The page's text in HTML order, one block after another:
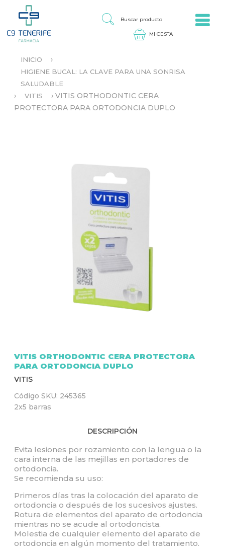
B
P
D
U
N
C
U
INICIO ›
HIGIENE BUCAL: LA CLAVE PARA UNA SONRISA
SALUDABLE
› VITIS › VITIS ORTHODONTIC CERA
PROTECTORA PARA ORTODONCIA DUPLO
VITIS ORTHODONTIC CERA PROTECTORA
PARA ORTODONCIA DUPLO
VITIS
Código SKU: 245365
2x5 barras
DESCRIPCIÓN
Evita lesiones por rozamiento con la lengua o la
cara interna de las mejillas en portadores de
ortodoncia.
Se recomienda su uso:
Primeros días tras la colocación del aparato de
ortodoncia o después de los sucesivos ajustes.
Rotura de elementos del aparato de ortodoncia
mientras no se acude al ortodoncista.
Molestia de cualquier elemento del aparato de
ortodoncia en algún momento del tratamiento.